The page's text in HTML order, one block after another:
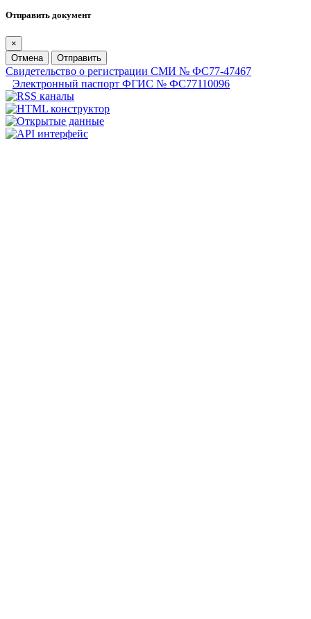
Отправить документ
×
Отмена
Отправить
Свидетельство о регистрации СМИ № ФС77-47467
Электронный паспорт ФГИС № ФС77110096